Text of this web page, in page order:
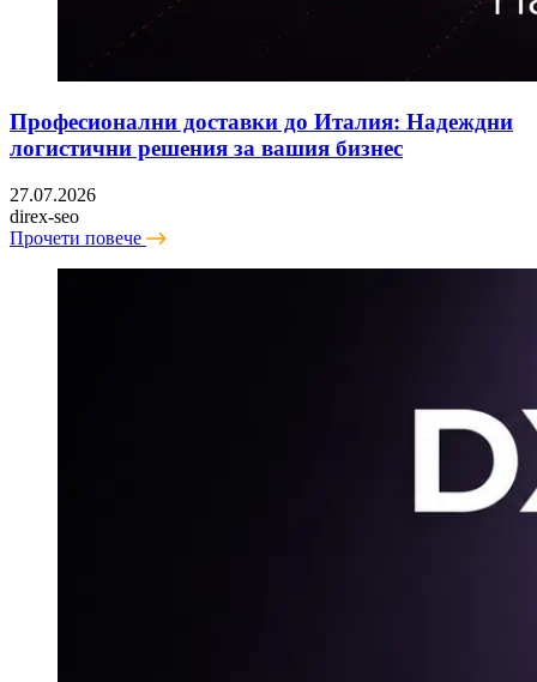
Професионални доставки до Италия: Надеждни
логистични решения за вашия бизнес
27.07.2026
direx-seo
Прочети повече